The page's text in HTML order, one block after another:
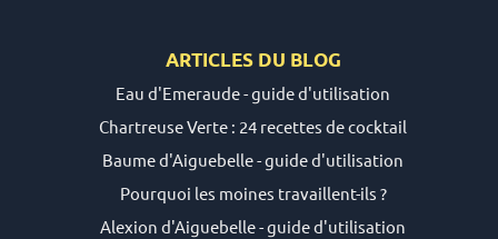
ARTICLES DU BLOG
Eau d'Emeraude - guide d'utilisation
Chartreuse Verte : 24 recettes de cocktail
Baume d'Aiguebelle - guide d'utilisation
Pourquoi les moines travaillent-ils ?
Alexion d'Aiguebelle - guide d'utilisation